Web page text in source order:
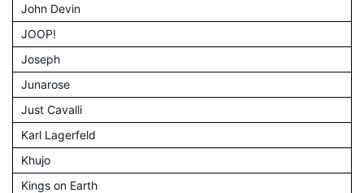
John Devin
JOOP!
Joseph
Junarose
Just Cavalli
Karl Lagerfeld
Khujo
Kings on Earth